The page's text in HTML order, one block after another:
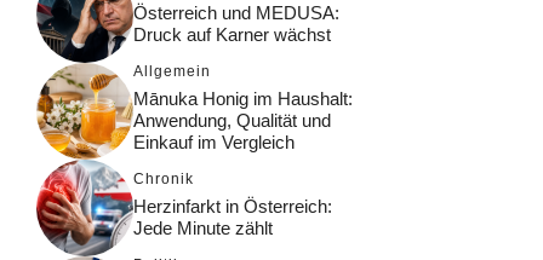
Österreich und MEDUSA:
Druck auf Karner wächst
Allgemein
Mānuka Honig im Haushalt:
Anwendung, Qualität und
Einkauf im Vergleich
Chronik
Herzinfarkt in Österreich:
Jede Minute zählt